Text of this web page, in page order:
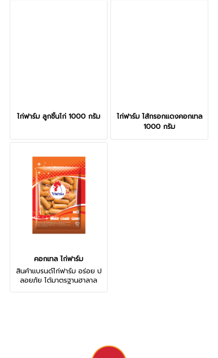
ไก่ฟาร์ม ลูกชิ้นไก่ 1000 กรัม
ไก่ฟาร์ม ไส้กรอกแดงคอกเทล
1000 กรัม
คอกเทล ไก่ฟาร์ม
สินค้าแบรนด์ไก่ฟาร์ม อร่อย ป
ลอยภัย ได้มาตรฐานฮาลาล
(Halal) ทุกชิ้น